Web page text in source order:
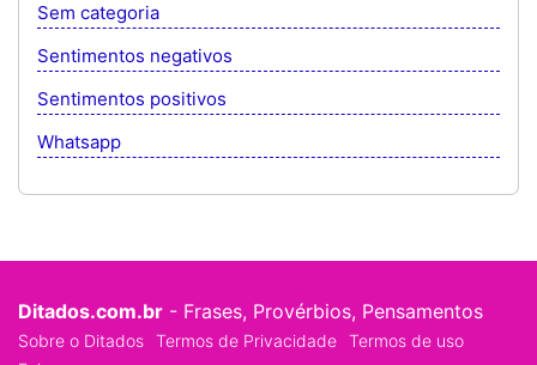
Sem categoria
Sentimentos negativos
Sentimentos positivos
Whatsapp
Ditados.com.br - Frases, Provérbios, Pensamentos
Sobre o Ditados Termos de Privacidade Termos de uso